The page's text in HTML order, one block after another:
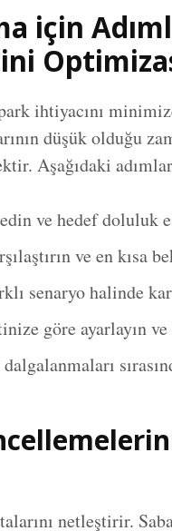
için
ihtiyacını
düşük olduğu
Aşağıdaki
ve hedef doluluk
ve en kısa
senaryo halinde
göre ayarlayın
netleştirir.